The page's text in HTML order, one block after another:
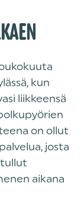
kun
liikkeensä
on ollut
josta
aikana